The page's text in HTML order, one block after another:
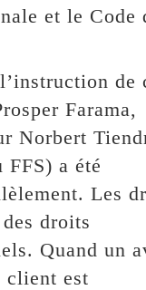
et le Code
de
Farama,
Norbert
FFS) a été
Les
droits
Quand un
client est